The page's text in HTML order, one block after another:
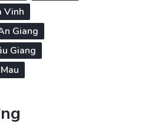
Vinh
Giang
Giang